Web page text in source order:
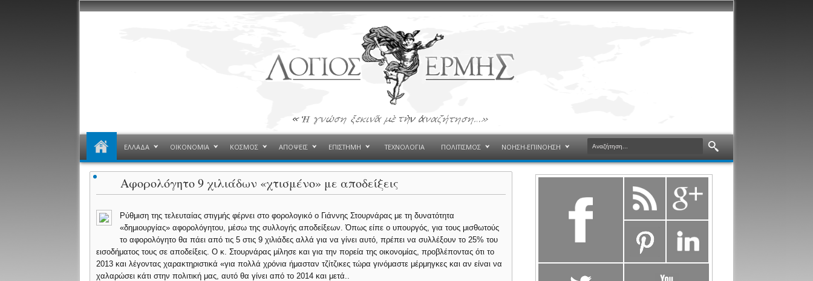
ΕΛΛΑΔΑ ΟΙΚΟΝΟΜΙΑ ΚΟΣΜΟΣ ΑΠΟΨΕΙΣ ΕΠΙΣΤΗΜΗ ΤΕΧΝΟΛΟΓΙΑ ΠΟΛΙΤΙΣΜΟΣ ΝΟΗΣΗ-ΕΠΙΝΟΗΣΗ
Αφορολόγητο 9 χιλιάδων «χτισμένο» με αποδείξεις
Ρύθμιση της τελευταίας στιγμής φέρνει στο φορολογικό ο Γιάννης Στουρνάρας με τη δυνατότητα
«δημιουργίας» αφορολόγητου, μέσω της συλλογής αποδείξεων.Όπως είπε ο υπουργός, για τους μισθωτούς
το αφορολόγητο θα πάει από τις 5 στις 9 χιλιάδες αλλά για να γίνει αυτό, πρέπει να συλλέξουν το 25% του
εισοδήματος τους σε αποδείξεις. Ο κ. Στουρνάρας μίλησε και για την πορεία της οικονομίας, προβλέποντας ότι το
2013 και λέγοντας χαρακτηριστικά «για πολλά χρόνια ήμασταν τζίτζικες τώρα γινόμαστε μέρμηγκες και αν είναι να
χαλαρώσει κάτι στην πολιτική μας, αυτό θα γίνει από το 2014 και μετά..